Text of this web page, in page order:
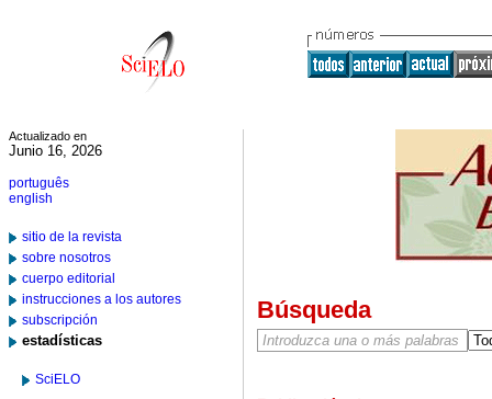
Actualizado en
Junio 16, 2026
português
english
sitio de la revista
sobre nosotros
cuerpo editorial
instrucciones a los autores
subscripción
estadísticas
SciELO
Búsqueda